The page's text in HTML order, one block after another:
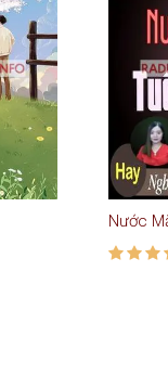
Nước